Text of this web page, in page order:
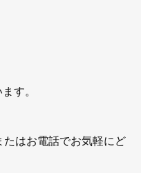
す。
はお電話でお気軽にど